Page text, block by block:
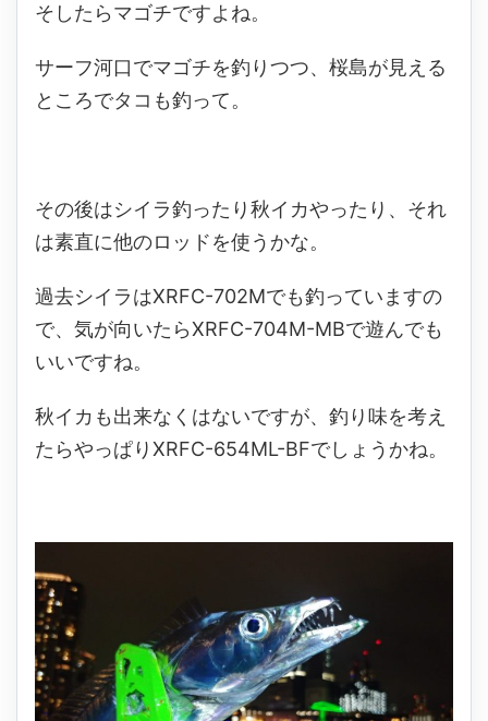
そしたらマゴチですよね。
サーフ河口でマゴチを釣りつつ、桜島が見える
ところでタコも釣って。
その後はシイラ釣ったり秋イカやったり、それ
は素直に他のロッドを使うかな。
過去シイラはXRFC-702Mでも釣っていますの
で、気が向いたらXRFC-704M-MBで遊んでも
いいですね。
秋イカも出来なくはないですが、釣り味を考え
たらやっぱりXRFC-654ML-BFでしょうかね。